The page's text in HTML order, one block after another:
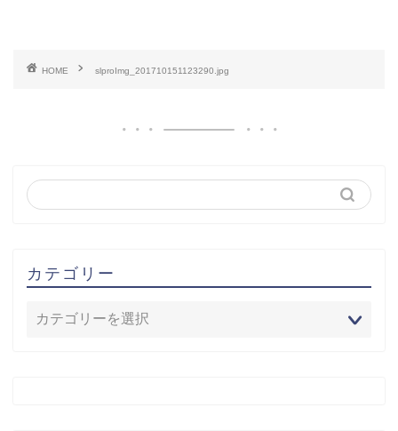
HOME slproImg_201710151123290.jpg
カテゴリー